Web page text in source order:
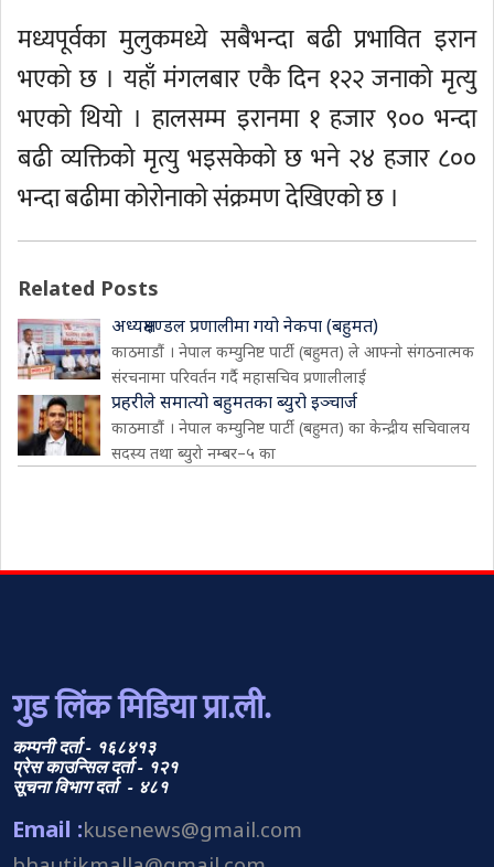
मध्यपूर्वका मुलुकमध्ये सबैभन्दा बढी प्रभावित इरान
भएको छ । यहाँ मंगलबार एकै दिन १२२ जनाको मृत्यु
भएको थियो । हालसम्म इरानमा १ हजार ९०० भन्दा
बढी व्यक्तिको मृत्यु भइसकेको छ भने २४ हजार ८००
भन्दा बढीमा कोरोनाको संक्रमण देखिएको छ ।
Related Posts
अध्यक्षमण्डल प्रणालीमा गयो नेकपा (बहुमत)
काठमाडौं । नेपाल कम्युनिष्ट पार्टी (बहुमत) ले आफ्नो संगठनात्मक
संरचनामा परिवर्तन गर्दै महासचिव प्रणालीलाई
प्रहरीले समात्यो बहुमतका ब्युरो इञ्चार्ज
काठमाडौं । नेपाल कम्युनिष्ट पार्टी (बहुमत) का केन्द्रीय सचिवालय
सदस्य तथा ब्युरो नम्बर–५ का
गुड लिंक मिडिया प्रा.ली.
कम्पनी दर्ता - १६८४१३
प्रेस काउन्सिल दर्ता - १२१
सूचना विभाग दर्ता - ४८१
Email :kusenews@gmail.com